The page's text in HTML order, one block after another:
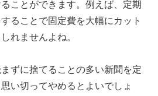
ことができます。例えば、定期
ることで固定費を大幅にカット
れませんよね。
ずに捨てることの多い新聞を定
い切ってやめるとよいでしょ